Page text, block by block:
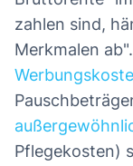
zahlen sind,
Merkmalen
Pflegekosten)